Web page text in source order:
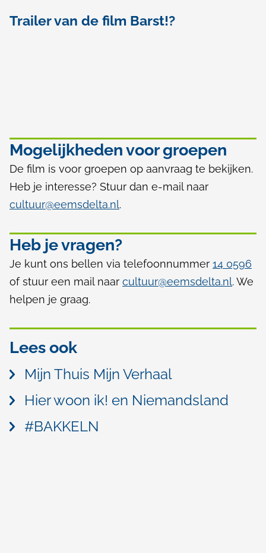
Trailer van de film Barst!?
Mogelijkheden voor groepen
De film is voor groepen op aanvraag te bekijken.
Heb je interesse? Stuur dan e-mail naar
cultuur@eemsdelta.nl.
Heb je vragen?
Je kunt ons bellen via telefoonnummer 14 0596
of stuur een mail naar cultuur@eemsdelta.nl. We
helpen je graag.
Lees ook
Mijn Thuis Mijn Verhaal
Hier woon ik! en Niemandsland
#BAKKELN